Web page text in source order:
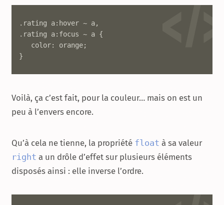
.rating a:hover ~ a,
.rating a:focus ~ a {
}
Voilà, ça c’est fait, pour la couleur… mais on est un
peu à l’envers encore.
Qu’à cela ne tienne, la propriété float à sa valeur
right a un drôle d’effet sur plusieurs éléments
disposés ainsi : elle inverse l’ordre.